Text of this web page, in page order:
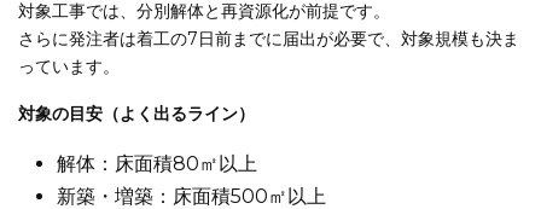
対象工事では、分別解体と再資源化が前提です。
さらに発注者は着工の7日前までに届出が必要で、対象規模も決ま
っています。
対象の目安（よく出るライン）
解体：床面積80㎡以上
新築・増築：床面積500㎡以上